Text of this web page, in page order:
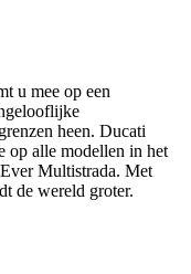
u mee op een
heen. Ducati
op alle modellen in het
Multistrada. Met
de wereld groter.